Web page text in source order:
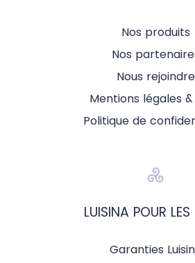
Nos produits
Nos
Nous rejoindre
Mentions légales
Politique de
LUISINA POUR LES
Garanties